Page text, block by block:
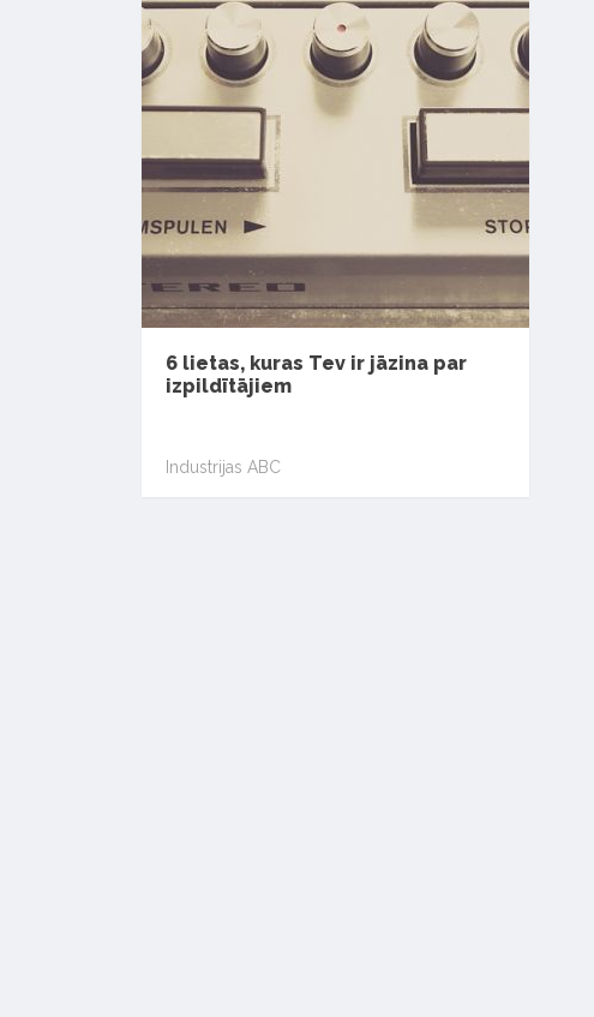
6 lietas, kuras Tev ir jāzina par
izpildītājiem
Industrijas ABC